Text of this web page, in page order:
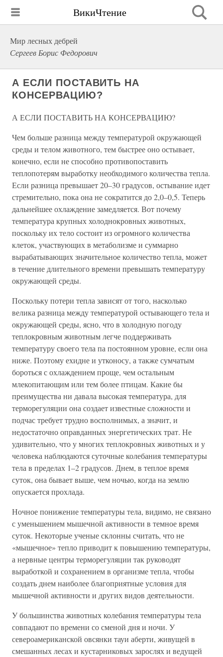
ВикиЧтение
Мир лесных дебрей
Сергеев Борис Федорович
А ЕСЛИ ПОСТАВИТЬ НА
КОНСЕРВАЦИЮ?
А ЕСЛИ ПОСТАВИТЬ НА КОНСЕРВАЦИЮ?
Чем больше разница между температурой окружающей
среды и телом животного, тем быстрее оно остывает,
конечно, если не способно противопоставить
теплопотерям выработку необходимого количества тепла.
Если разница превышает 20–30 градусов, остывание идет
стремительно, пока она не сократится до 2,0–0,5. Теперь
дальнейшее охлаждение замедляется. Вот почему
температура крупных холоднокровных животных,
поскольку их тело состоит из огромного количества
клеток, участвующих в метаболизме и суммарно
вырабатывающих значительное количество тепла, может
в течение длительного времени превышать температуру
окружающей среды.
Поскольку потери тепла зависят от того, насколько
велика разница между температурой остывающего тела и
окружающей среды, ясно, что в холодную погоду
теплокровным животным легче поддерживать
температуру своего тела па постоянном уровне, если она
ниже. Поэтому ехидне и утконосу, а также сумчатым
бороться с охлаждением проще, чем остальным
млекопитающим или тем более птицам. Какие бы
преимущества ни давала высокая температура, для
терморегуляции она создает известные сложности и
подчас требует трудно восполнимых, а значит, и
недостаточно оправданных энергетических трат. Не
удивительно, что у многих теплокровных животных и у
человека наблюдаются суточные колебания температуры
тела в пределах 1–2 градусов. Днем, в теплое время
суток, она бывает выше, чем ночью, когда на землю
опускается прохлада.
Ночное понижение температуры тела, видимо, не связано
с уменьшением мышечной активности в темное время
суток. Некоторые ученые склонны считать, что не
«мышечное» тепло приводит к повышению температуры,
а нервные центры терморегуляции так руководят
выработкой и сохранением в организме тепла, чтобы
создать днем наиболее благоприятные условия для
мышечной активности и других видов деятельности.
У большинства животных колебания температуры тела
совпадают по времени со сменой дня и ночи. У
североамериканской овсянки тауи аберти, живущей в
смешанных лесах и кустарниковых зарослях и ведущей